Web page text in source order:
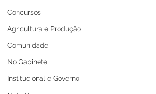
Concursos
Agricultura e Produção
Comunidade
No Gabinete
Institucional e Governo